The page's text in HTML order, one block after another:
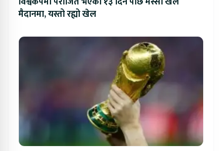
मैदानमा, यस्तो रह्यो खेल